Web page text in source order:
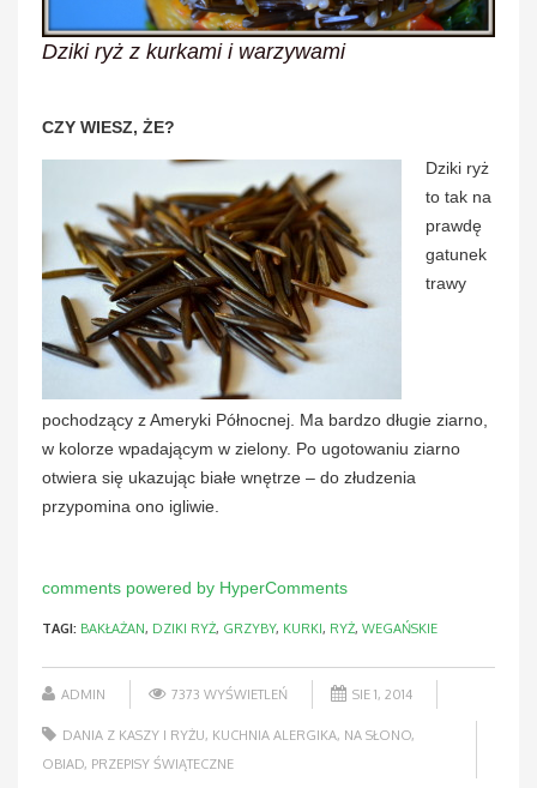
Dziki ryż z kurkami i warzywami
CZY WIESZ, ŻE?
Dziki ryż
to tak na
prawdę
gatunek
trawy
pochodzący z Ameryki Północnej. Ma bardzo długie ziarno,
w kolorze wpadającym w zielony. Po ugotowaniu ziarno
otwiera się ukazując białe wnętrze – do złudzenia
przypomina ono igliwie.
comments powered by HyperComments
TAGI: BAKŁAŻAN, DZIKI RYŻ, GRZYBY, KURKI, RYŻ, WEGAŃSKIE
ADMIN 7373 WYŚWIETLEŃ SIE 1, 2014
DANIA Z KASZY I RYŻU, KUCHNIA ALERGIKA, NA SŁONO,
OBIAD, PRZEPISY ŚWIĄTECZNE